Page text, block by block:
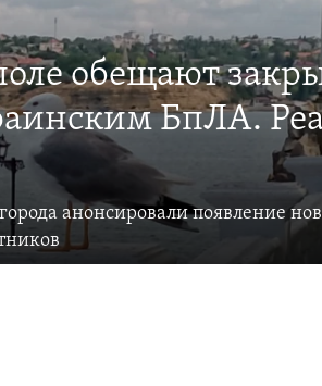
обещают
БпЛА.
анонсировали появление